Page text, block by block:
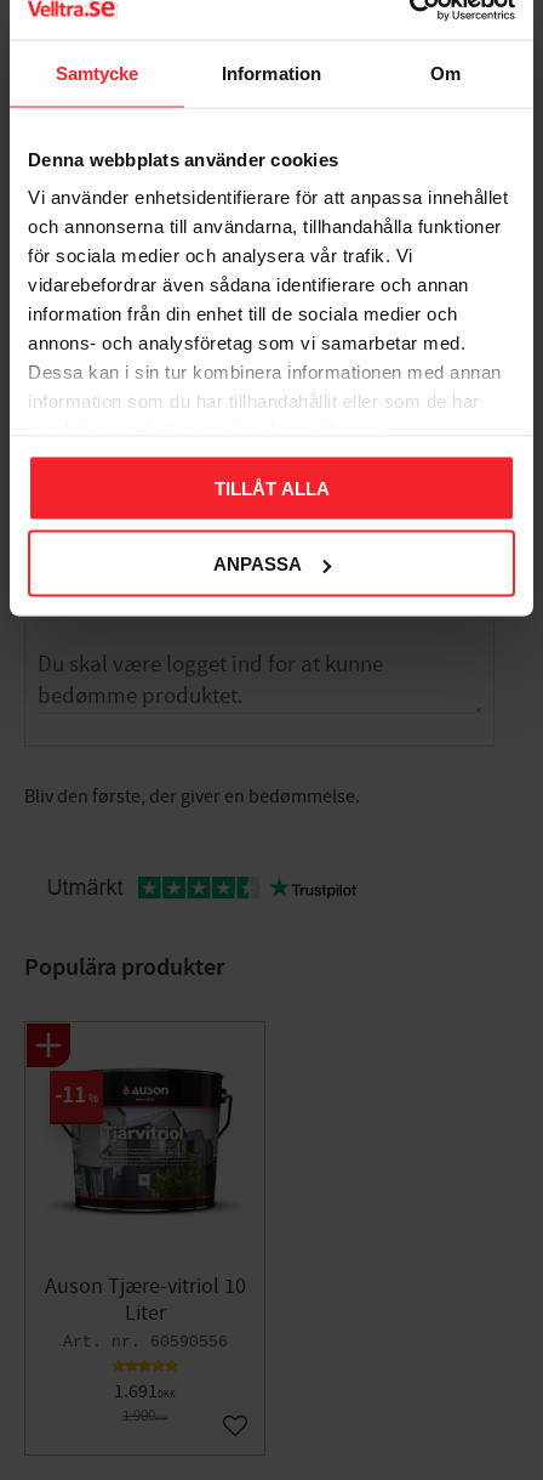
Samtycke Information Om
Denna webbplats använder cookies
Vi använder enhetsidentifierare för att anpassa innehållet
och annonserna till användarna, tillhandahålla funktioner
för sociala medier och analysera vår trafik. Vi
vidarebefordrar även sådana identifierare och annan
information från din enhet till de sociala medier och
annons- och analysföretag som vi samarbetar med.
Dessa kan i sin tur kombinera informationen med annan
information som du har tillhandahållit eller som de har
TILLÅT ALLA
ANPASSA
Bedømmelser
Dig
Bliv den første, der giver en bedømmelse.
Skrue M5, 90mm,
Nikkel, 2stk, Habo
13055
003915965
28
Skrue M5 316, 65 mm,
Rustfri, 2stk, Habo
16846
006043483
15
Populära produkter
Auson Tjære-vitriol 10
Liter
60590556
1.691DKK
1.900DKK
11 %
Gem som favorit